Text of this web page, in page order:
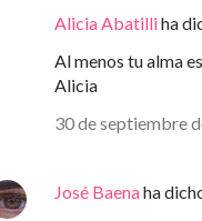
Alicia Abatilliha
Al menos tu alma
Alicia
30 de septiembre
José Baenaha